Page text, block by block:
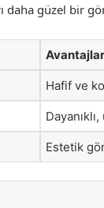
daha güzel bir
Hafif ve
Estetik